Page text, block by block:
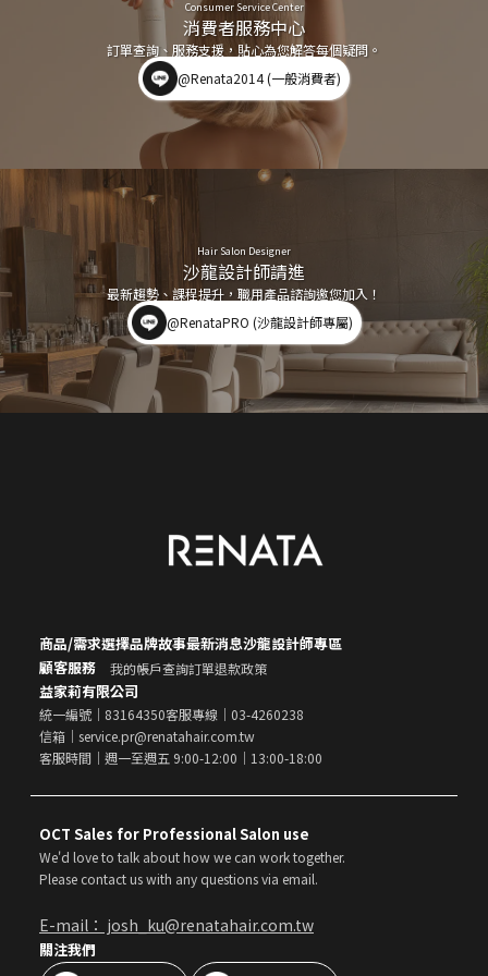
Consumer Service Center
消費者服務中心
訂單查詢、服務支援，貼心為您解答每個疑問。
@Renata2014 (一般消費者)
Hair Salon Designer
沙龍設計師請進
最新趨勢、課程提升，職用產品諮詢邀您加入！
@RenataPRO (沙龍設計師專屬)
商品/需求選擇品牌故事最新消息沙龍設計師專區
顧客服務
我的帳戶查詢訂單退款政策
益家莉有限公司
統一編號｜83164350客服專線｜03-4260238
信箱｜service.pr@renatahair.com.tw
客服時間｜週一至週五 9:00-12:00｜13:00-18:00
OCT Sales for Professional Salon use
We'd love to talk about how we can work together.
Please contact us with any questions via email.
E-mail： josh_ku@renatahair.com.tw
關注我們